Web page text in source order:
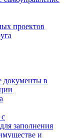
проектов
документы в
заполнения
и